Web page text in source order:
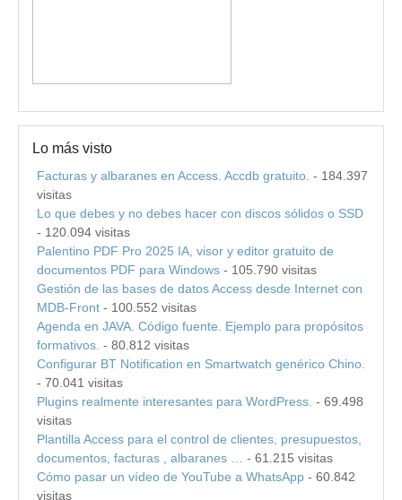
Lo más visto
Facturas y albaranes en Access. Accdb gratuito. - 184.397
visitas
Lo que debes y no debes hacer con discos sólidos o SSD
- 120.094 visitas
Palentino PDF Pro 2025 IA, visor y editor gratuito de
documentos PDF para Windows - 105.790 visitas
Gestión de las bases de datos Access desde Internet con
MDB-Front - 100.552 visitas
Agenda en JAVA. Código fuente. Ejemplo para propósitos
formativos. - 80.812 visitas
Configurar BT Notification en Smartwatch genérico Chino.
- 70.041 visitas
Plugins realmente interesantes para WordPress. - 69.498
visitas
Plantilla Access para el control de clientes, presupuestos,
documentos, facturas , albaranes …
- 61.215 visitas
Cómo pasar un vídeo de YouTube a WhatsApp - 60.842
visitas